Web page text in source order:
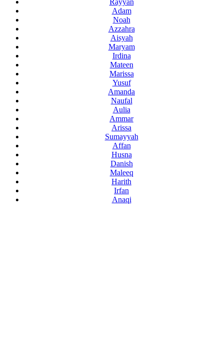
Adam
Noah
Azzahra
Aisyah
Maryam
Irdina
Mateen
Marissa
Yusuf
Amanda
Naufal
Aulia
Ammar
Arissa
Sumayyah
Affan
Husna
Danish
Maleeq
Harith
Irfan
Anaqi